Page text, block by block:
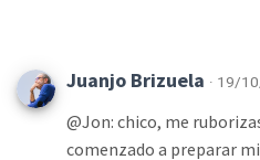
Juanjo Brizuela · 19/
@Jon: chico, me
comenzado a preparar